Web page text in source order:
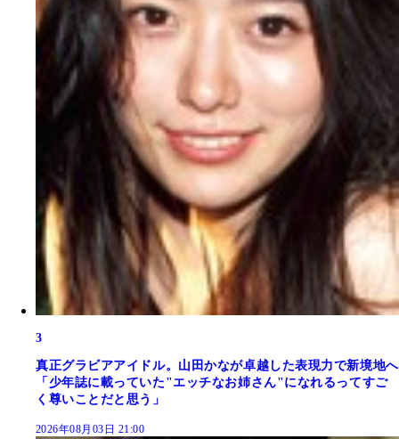
3
真正グラビアアイドル。山田かなが卓越した表現力で新境地へ
「少年誌に載っていた"エッチなお姉さん"になれるってすご
く尊いことだと思う」
2026年08月03日 21:00